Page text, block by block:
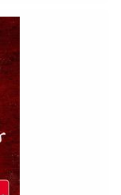
marié 4
le grand